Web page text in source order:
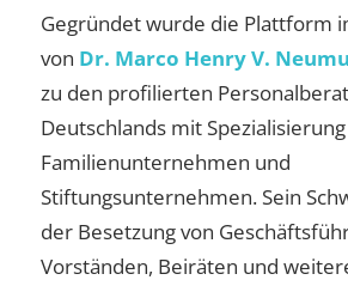
Gegründet wurde die Plattform
von Dr. Marco Henry V.
zu den profilierten
Deutschlands mit
Familienunternehmen und
Stiftungsunternehmen. Sein
der Besetzung von
Vorständen, Beiräten und